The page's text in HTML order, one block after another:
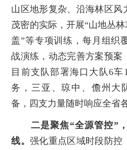
山区地形复杂、沿海林区风
茂密的实际，开展“山地丛
盖”等专项训练，每月组织
战演练，动态完善方案预案
目前支队部署海口大队6车
务，三亚、琼中、儋州大
备，四支力量随时响应全省
二是聚焦“全源管控”
线。强化重点区域时段防控